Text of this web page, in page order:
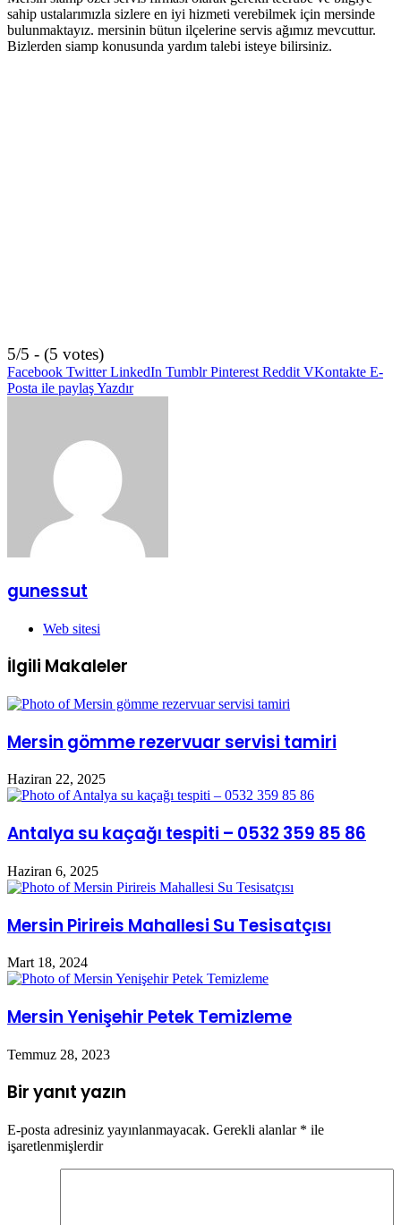
sahip ustalarımızla sizlere en iyi hizmeti verebilmek için mersinde
bulunmaktayız. mersinin bütun ilçelerine servis ağımız mevcuttur.
Bizlerden siamp konusunda yardım talebi isteye bilirsiniz.
5/5 - (5 votes)
Facebook Twitter LinkedIn Tumblr Pinterest Reddit VKontakte E-
Posta ile paylaşYazdır
gunessut
Web sitesi
İlgili Makaleler
Mersin gömme rezervuar servisi tamiri
Haziran 22, 2025
Antalya su kaçağı tespiti – 0532 359 85 86
Haziran 6, 2025
Mersin Pirireis Mahallesi Su Tesisatçısı
Mart 18, 2024
Mersin Yenişehir Petek Temizleme
Temmuz 28, 2023
Bir yanıt yazın
E-posta adresiniz yayınlanmayacak. Gerekli alanlar * ile
işaretlenmişlerdir